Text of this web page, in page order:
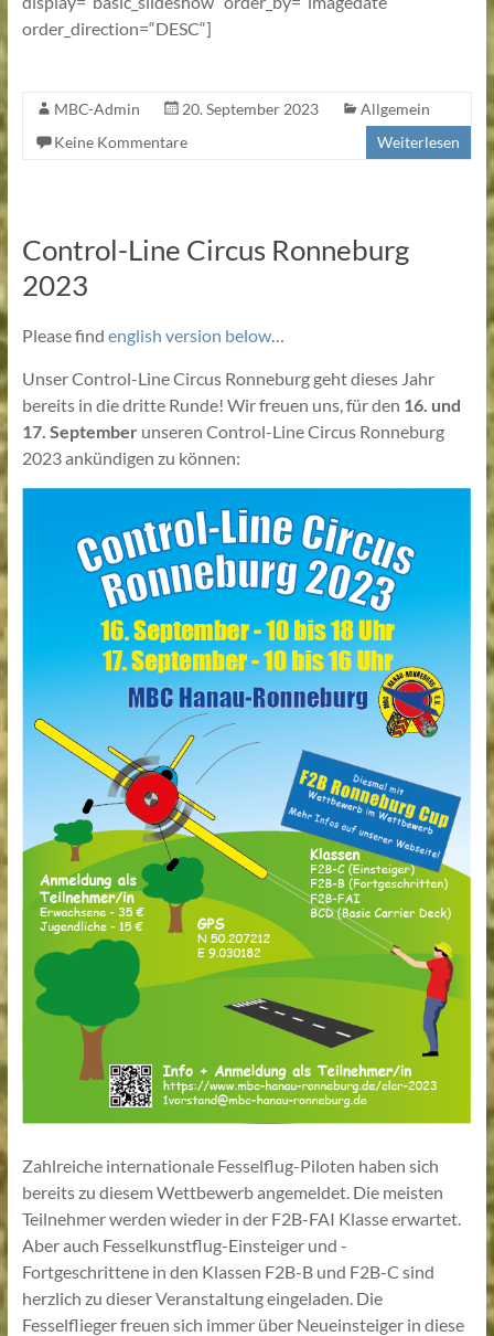
order_direction=“DESC“]
MBC-Admin 20. September 2023
Allgemein
Keine Kommentare
Weiterlesen
Control-Line Circus Ronneburg
2023
Please find english version below…
Unser Control-Line Circus Ronneburg geht dieses Jahr
bereits in die dritte Runde! Wir freuen uns, für den 16. und
17. September unseren Control-Line Circus Ronneburg
2023 ankündigen zu können:
Zahlreiche internationale Fesselflug-Piloten haben sich
bereits zu diesem Wettbewerb angemeldet. Die meisten
Teilnehmer werden wieder in der F2B-FAI Klasse erwartet.
Aber auch Fesselkunstflug-Einsteiger und -
Fortgeschrittene in den Klassen F2B-B und F2B-C sind
herzlich zu dieser Veranstaltung eingeladen. Die
Fesselflieger freuen sich immer über Neueinsteiger in diese